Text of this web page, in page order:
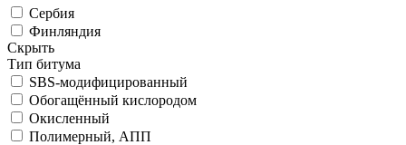
Сербия
Финляндия
Скрыть
Тип битума
SBS-модифицированный
Обогащённый кислородом
Окисленный
Полимерный, АПП